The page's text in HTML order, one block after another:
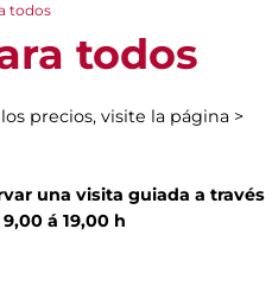
todos
todos
precios, visite la página >
una visita guiada a través
á 19,00 h